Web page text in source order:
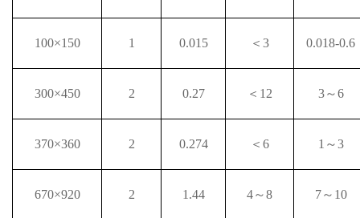
100×150 1 0.015 ＜3 0.018-0.6
300×450 2 0.27 ＜ 12 3～6
370×360 2 0.274 ＜6 1～3
670×920 2 1.44 4～8 7～ 10